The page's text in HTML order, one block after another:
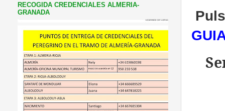
RECOGIDA CREDENCIALES ALMERIA-
GRANADA